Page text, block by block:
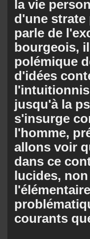
la vie
d'une
parle de
bourgeois,
polémique
d'idées
jusqu'à la
s'insurge
l'homme,
allons voir
dans ce
lucides,
courants